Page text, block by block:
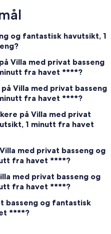
og fantastisk havutsikt, 1
Villa med privat basseng
fra havet ****?
Villa med privat basseng
fra havet ****?
på Villa med privat
1 minutt fra havet
med privat basseng og
fra havet ****?
med privat basseng og
fra havet ****?
basseng og fantastisk
****?